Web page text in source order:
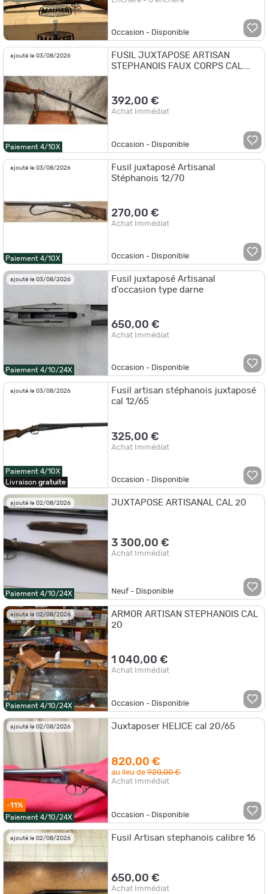
Occasion - Disponible
ajouté le 03/08/2026
Paiement 4/10X
FUSIL JUXTAPOSE ARTISAN
STEPHANOIS FAUX CORPS CAL.
392,00 €
Achat Immédiat
Occasion - Disponible
ajouté le 03/08/2026
Paiement 4/10X
Fusil juxtaposé Artisanal
Stéphanois 12/70
270,00 €
Achat Immédiat
Occasion - Disponible
ajouté le 03/08/2026
Paiement 4/10/24X
Fusil juxtaposé Artisanal
d'occasion type darne
650,00 €
Achat Immédiat
Occasion - Disponible
ajouté le 03/08/2026
Paiement 4/10X
Livraison gratuite
Fusil artisan stéphanois juxtaposé
cal 12/65
325,00 €
Achat Immédiat
Occasion - Disponible
ajouté le 02/08/2026
Paiement 4/10/24X
JUXTAPOSE ARTISANAL CAL 20
3 300,00 €
Achat Immédiat
Neuf - Disponible
ajouté le 02/08/2026
Paiement 4/10/24X
ARMOR ARTISAN STEPHANOIS CAL
20
1 040,00 €
Achat Immédiat
Occasion - Disponible
ajouté le 02/08/2026
-11%
Paiement 4/10/24X
Juxtaposer HELICE cal 20/65
820,00 €
au lieu de920,00 €
Achat Immédiat
Occasion - Disponible
ajouté le 02/08/2026 Fusil Artisan stephanois calibre 16
650,00 €
Achat Immédiat